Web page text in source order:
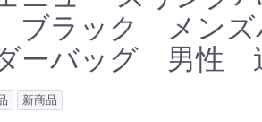
ブラック メン
ーバッグ 男性
新商品